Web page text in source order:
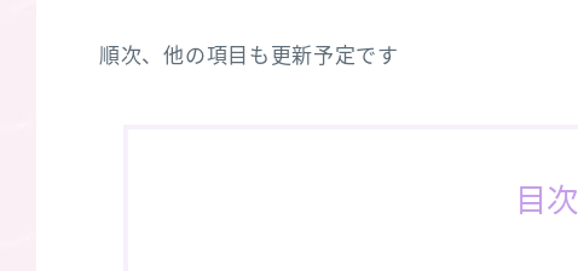
順次、他の項目も更新予定です
目次